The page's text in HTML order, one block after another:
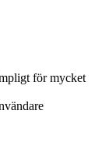
för mycket